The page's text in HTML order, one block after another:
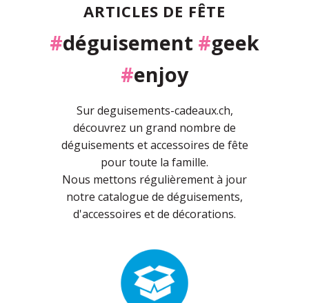
ARTICLES DE FÊTE
#déguisement #geek
#enjoy
Sur deguisements-cadeaux.ch,
découvrez un grand nombre de
déguisements et accessoires de fête
pour toute la famille.
Nous mettons régulièrement à jour
notre catalogue de déguisements,
d'accessoires et de décorations.